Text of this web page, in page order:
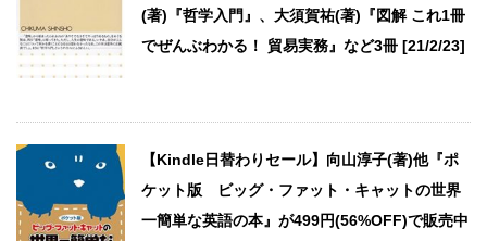
(著)『哲学入門』、大須賀祐(著)『図解 これ1冊
でぜんぶわかる！ 貿易実務』など3冊 [21/2/23]
【Kindle日替わりセール】向山淳子(著)他『ポ
ケット版 ビッグ・ファット・キャットの世界
一簡単な英語の本』が499円(56%OFF)で販売中